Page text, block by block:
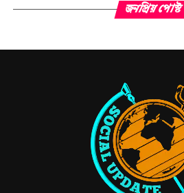
জনপ্রিয় পোস্ট